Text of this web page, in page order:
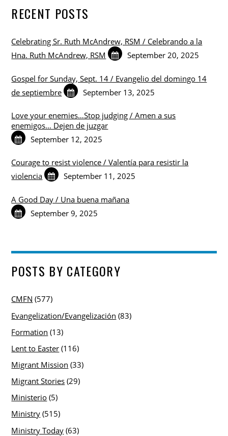
RECENT POSTS
Celebrating Sr. Ruth McAndrew, RSM / Celebrando a la
Hna. Ruth McAndrew, RSM
September 20, 2025
Gospel for Sunday, Sept. 14 / Evangelio del domingo 14
de septiembre
September 13, 2025
Love your enemies…Stop judging / Amen a sus
enemigos… Dejen de juzgar
September 12, 2025
Courage to resist violence / Valentía para resistir la
violencia
September 11, 2025
A Good Day / Una buena mañana
September 9, 2025
POSTS BY CATEGORY
CMFN (577)
Evangelization/Evangelización (83)
Formation (13)
Lent to Easter (116)
Migrant Mission (33)
Migrant Stories (29)
Ministerio (5)
Ministry (515)
Ministry Today (63)